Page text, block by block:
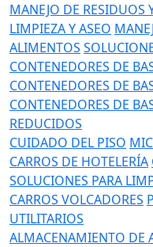
MANEJO DE RESIDUOS
LIMPIEZA Y ASEO
ALIMENTOS
CONTENEDORES DE
CONTENEDORES DE
CONTENEDORES DE
REDUCIDOS
CUIDADO DEL PISO
CARROS DE HOTELERÍA
SOLUCIONES PARA
CARROS VOLCADORES
UTILITARIOS
ALMACENAMIENTO DE